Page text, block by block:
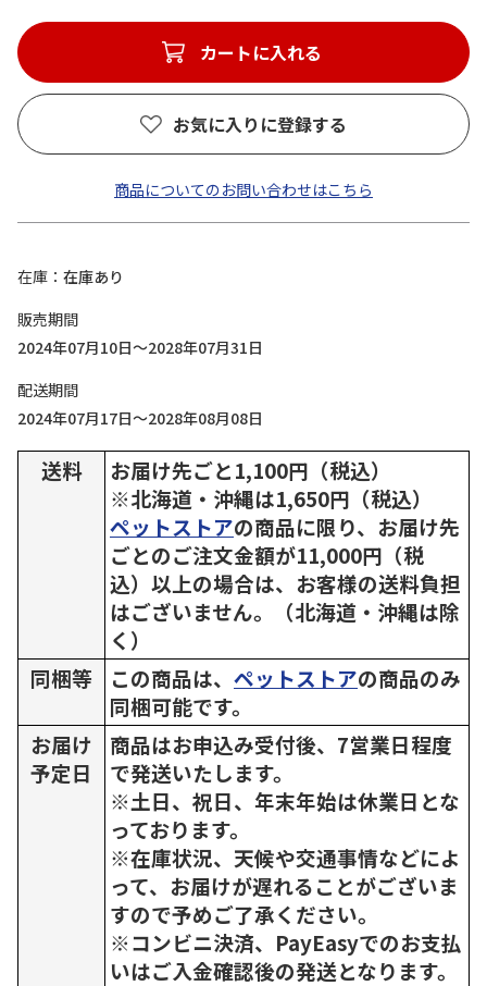
カートに入れる
お気に入りに登録する
商品についてのお問い合わせはこちら
在庫
在庫あり
販売期間
2024年07月10日～2028年07月31日
配送期間
2024年07月17日～2028年08月08日
送料
お届け先ごと1,100円（税込）
※北海道・沖縄は1,650円（税込）
ペットストアの商品に限り、お届け先
ごとのご注文金額が11,000円（税
込）以上の場合は、お客様の送料負担
はございません。（北海道・沖縄は除
く）
同梱等
この商品は、 ペットストアの商品のみ
同梱可能です。
お届け
予定日
商品はお申込み受付後、7営業日程度
で発送いたします。
※土日、祝日、年末年始は休業日とな
っております。
※在庫状況、天候や交通事情などによ
って、お届けが遅れることがございま
すので予めご了承ください。
※コンビニ決済、PayEasyでのお支払
いはご入金確認後の発送となります。